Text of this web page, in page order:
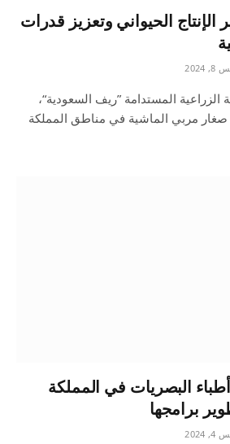
الإنتاج الحيواني وتعزيز قدرات
الزراعية المستدامة ”ريف السعودية“،
صغار مربي الماشية في مناطق المملكة
البصريات في المملكة
برامجها